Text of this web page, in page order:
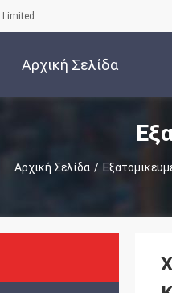
Αρχική Σελίδα
Αρχική Σελίδα /